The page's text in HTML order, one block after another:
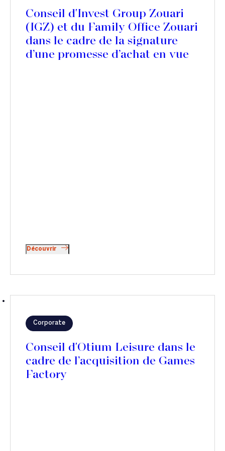
Conseil d'Invest Group Zouari
(IGZ) et du Family Office Zouari
dans le cadre de la signature
d’une promesse d’achat en vue
Découvrir
Corporate
Conseil d'Otium Leisure dans le
cadre de l’acquisition de Games
Factory